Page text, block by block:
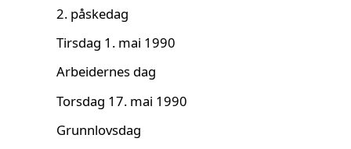
2. påskedag
Tirsdag 1. mai 1990
Arbeidernes dag
Torsdag 17. mai 1990
Grunnlovsdag